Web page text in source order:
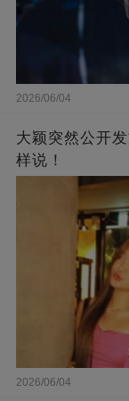
2026/06/04
大颖突然公开
样说！
2026/06/04